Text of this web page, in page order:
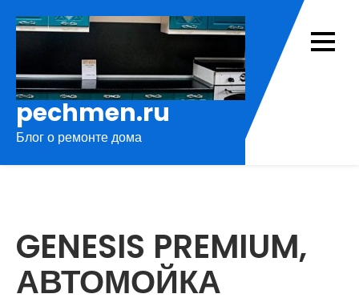
pechmen.ru
Блог о ремонте дома
GENESIS PREMIUM,
АВТОМОЙКА